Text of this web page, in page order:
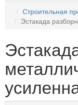
Строительная
Эстакада